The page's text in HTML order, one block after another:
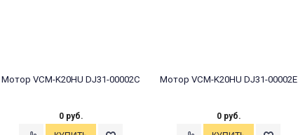
Мотор VCM-K20HU DJ31-00002C
0 руб.
Мотор VCM-K20HU DJ31-00002E
0 руб.